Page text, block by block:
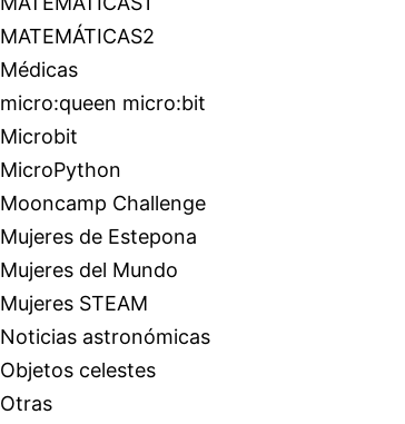
MATEMÁTICAS2
Médicas
micro:queen micro:bit
Microbit
MicroPython
Mooncamp Challenge
Mujeres de Estepona
Mujeres del Mundo
Mujeres STEAM
Noticias astronómicas
Objetos celestes
Otras